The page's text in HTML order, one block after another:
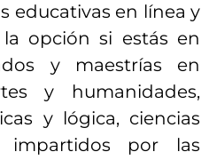
educativas en línea y
la opción si estás en
y maestrías en
y humanidades,
y lógica, ciencias
impartidos por las